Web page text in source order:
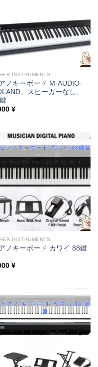
INSTRUMENTS
ノキーボード M-AUDIO-
、スピーカーなし、
¥
INSTRUMENTS
ノキーボード カワイ 88鍵
¥